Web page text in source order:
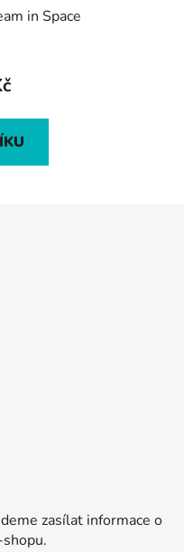
in Space
zasílat informace o